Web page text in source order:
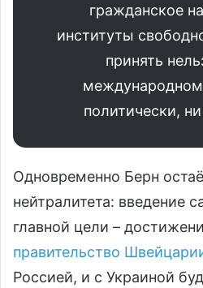
гражданское
институты
принять
политически,
Одновременно Берн
нейтралитета: введение
главной цели –
правительство
Россией, и с Украиной